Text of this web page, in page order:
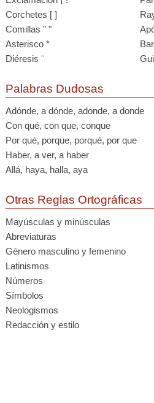
Corchetes [ ]
Comillas " "
Asterisco *
Diéresis ¨
Palabras Dudosas
Adónde, a dónde, adonde, a donde
Con qué, con que, conque
Por qué, porque, porqué, por que
Haber, a ver, a haber
Allá, haya, halla, aya
Otras Reglas Ortográficas
Mayúsculas y minúsculas
Abreviaturas
Género masculino y femenino
Latinismos
Números
Símbolos
Neologismos
Redacción y estilo